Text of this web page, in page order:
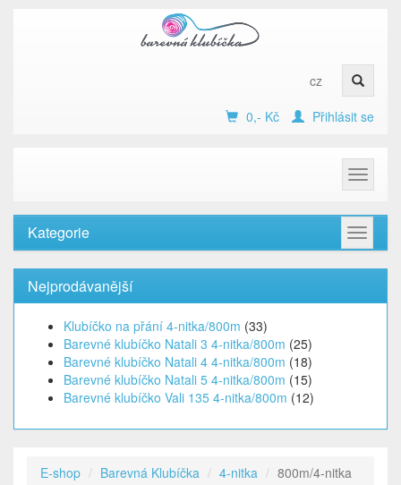
cz
0,- Kč Přihlásit se
Toggle
Toggle
Kategorie
Nejprodávanější
Klubíčko na přání 4-nitka/800m (33)
Barevné klubíčko Natali 3 4-nitka/800m (25)
Barevné klubíčko Natali 4 4-nitka/800m (18)
Barevné klubíčko Natali 5 4-nitka/800m (15)
Barevné klubíčko Vali 135 4-nitka/800m (12)
E-shop Barevná Klubíčka 4-nitka 800m/4-nitka